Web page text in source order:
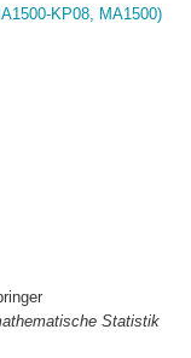
KP08, MA1500)
Statistik